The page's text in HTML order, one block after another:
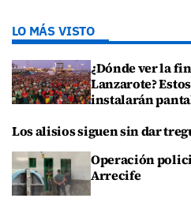
LO MÁS VISTO
¿Dónde ver la
Lanzarote?
instalarán
Los alisios siguen sin dar
Operación
Arrecife